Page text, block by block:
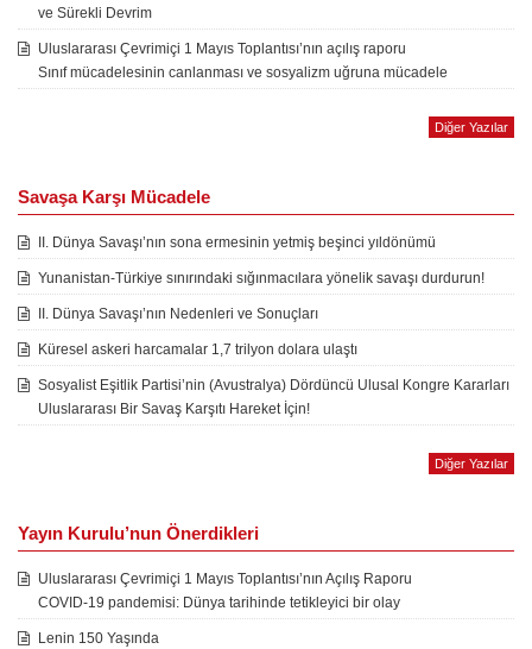
ve Sürekli Devrim
Uluslararası Çevrimiçi 1 Mayıs Toplantısı’nın açılış raporu
Sınıf mücadelesinin canlanması ve sosyalizm uğruna mücadele
Diğer Yazılar
Savaşa Karşı Mücadele
II. Dünya Savaşı’nın sona ermesinin yetmiş beşinci yıldönümü
Yunanistan-Türkiye sınırındaki sığınmacılara yönelik savaşı durdurun!
II. Dünya Savaşı’nın Nedenleri ve Sonuçları
Küresel askeri harcamalar 1,7 trilyon dolara ulaştı
Sosyalist Eşitlik Partisi’nin (Avustralya) Dördüncü Ulusal Kongre Kararları
Uluslararası Bir Savaş Karşıtı Hareket İçin!
Diğer Yazılar
Yayın Kurulu’nun Önerdikleri
Uluslararası Çevrimiçi 1 Mayıs Toplantısı’nın Açılış Raporu
COVID-19 pandemisi: Dünya tarihinde tetikleyici bir olay
Lenin 150 Yaşında